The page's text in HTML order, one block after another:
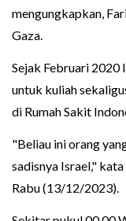
mengungkapkan,
Gaza.
Sejak Februari 2020
untuk kuliah
di Rumah Sakit
"Beliau ini orang
sadisnya Israel,"
Rabu (13/12/2023).